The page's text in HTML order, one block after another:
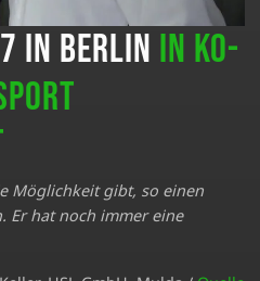
in Berlin in Ko­
Möglichkeit gibt, so einen
Er hat noch immer eine